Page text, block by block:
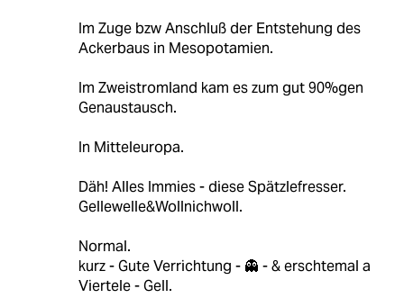
Im Zuge bzw Anschluß der Entstehung des
Ackerbaus in Mesopotamien.
Im Zweistromland kam es zum gut 90%gen
Genaustausch.
In Mitteleuropa.
Däh! Alles Immies - diese Spätzlefresser.
Gellewelle&Wollnichwoll.
Normal.
kurz - Gute Verrichtung - 👻 - & erschtemal a
Viertele - Gell.